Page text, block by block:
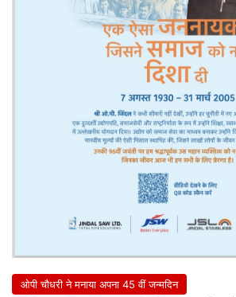
ओपी चौधरी ने मनाया अपना 45 वीं जन्मदिन